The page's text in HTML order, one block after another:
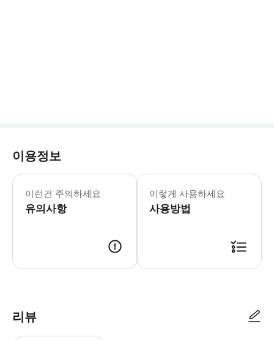
이용정보
이런건 주의하세요
유의사항
레스토랑 방문시 모바일 바우처 또는
이렇게 사용하세요
사용방법
리뷰